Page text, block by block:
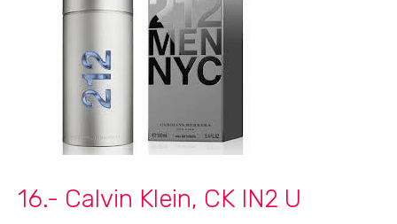
16.- Calvin Klein, CK IN2 U